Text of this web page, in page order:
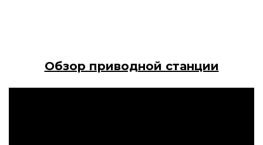
Обзор приводной станции